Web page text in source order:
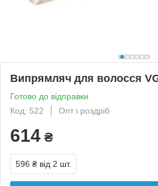
Випрямляч для волосся
Готово до відправки
Код: 522
Опт і роздріб
614 ₴
596 ₴ від 2 шт.